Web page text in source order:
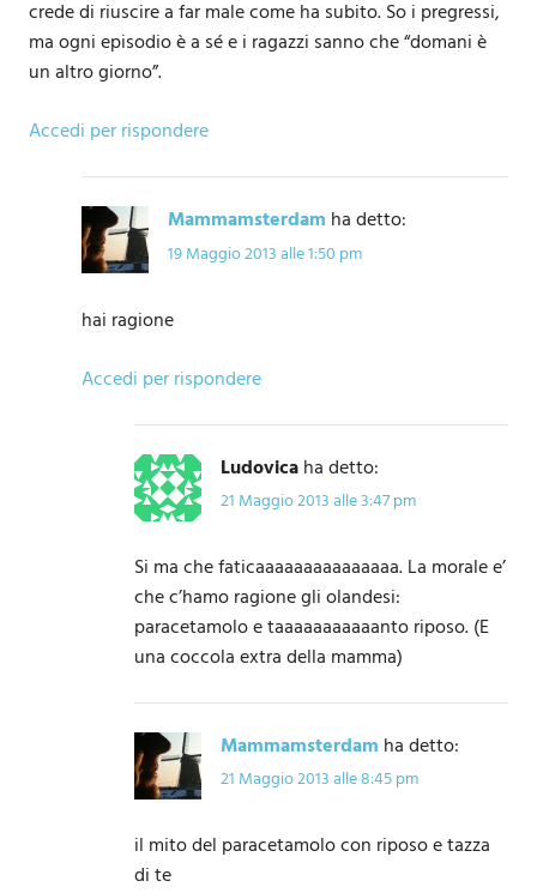
crede di riuscire a far male come ha subito. So i pregressi,
ma ogni episodio è a sé e i ragazzi sanno che “domani è
un altro giorno”.
Accedi per rispondere
Mammamsterdam ha detto:
19 Maggio 2013 alle 1:50 pm
hai ragione
Accedi per rispondere
Ludovicaha detto:
21 Maggio 2013 alle 3:47 pm
Si ma che faticaaaaaaaaaaaaaaa. La morale e’
che c’hamo ragione gli olandesi:
paracetamolo e taaaaaaaaaaanto riposo. (E
una coccola extra della mamma)
Mammamsterdam ha detto:
21 Maggio 2013 alle 8:45 pm
il mito del paracetamolo con riposo e tazza
di te